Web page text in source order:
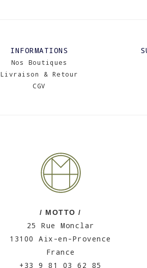
INFORMATIONS
Nos Boutiques
Livraison & Retour
CGV
/ MOTTO /
25 Rue Monclar
13100 Aix-en-Provence
France
+33 9 81 03 62 85